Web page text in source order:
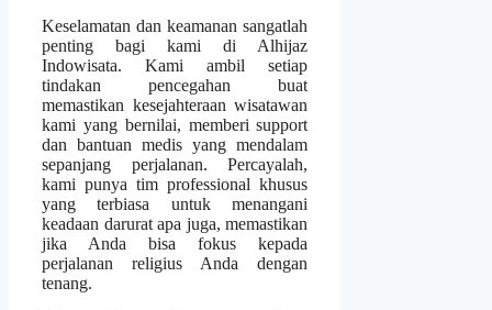
Keselamatan dan keamanan sangatlah
penting bagi kami di Alhijaz
Indowisata. Kami ambil setiap
tindakan pencegahan buat
memastikan kesejahteraan wisatawan
kami yang bernilai, memberi support
dan bantuan medis yang mendalam
sepanjang perjalanan. Percayalah,
kami punya tim professional khusus
yang terbiasa untuk menangani
keadaan darurat apa juga, memastikan
jika Anda bisa fokus kepada
perjalanan religius Anda dengan
tenang.